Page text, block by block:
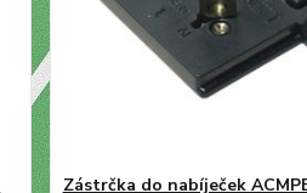
Zástrčka do nabíječek